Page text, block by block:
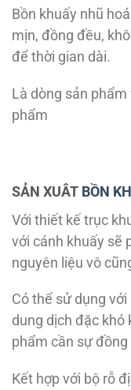
Bồn khuấy nhũ
mịn, đồng đều,
để thời gian dài.
Là dòng sản
phẩm
SẢN XUÂT BỒN
Với thiết kế trục
với cánh khuấy sẽ
nguyên liệu vô
Có thể sử dụng
dung dịch đặc khó
phẩm cần sự đồng
Kết hợp với bộ rỗ